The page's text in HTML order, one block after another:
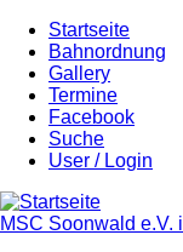
Direkt
zum
Inhalt
Main
navigation
Startseite
Bahnordnung
Gallery
Termine
Facebook
Suche
User / Login
MSC Soonwald e.V.